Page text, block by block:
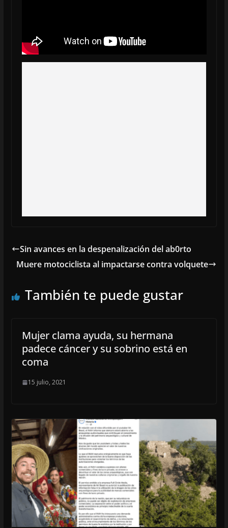
Sin avances en la despenalización del ab0rto
Muere motociclista al impactarse contra volquete
También te puede gustar
Mujer clama ayuda, su hermana
padece cáncer y su sobrino está en
coma
15 julio, 2021